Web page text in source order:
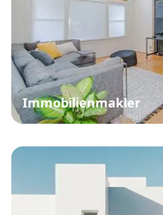
Immobilienmakler